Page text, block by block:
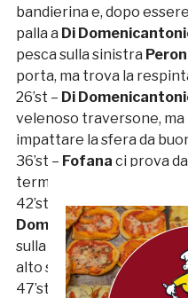
bandierina e, dopo
palla a Di
pesca sulla sinistra
porta, ma trova la
26’st – Di
velenoso traversone, ma
impattare la sfera da
36’st – Fofana ci prova
termina larga sul fondo.
42’st – La Samb parte
Domenicantonio; il
sulla sinistraFabretti
. Il
alto sopra la traversa.
47’st – Colpo di testa di